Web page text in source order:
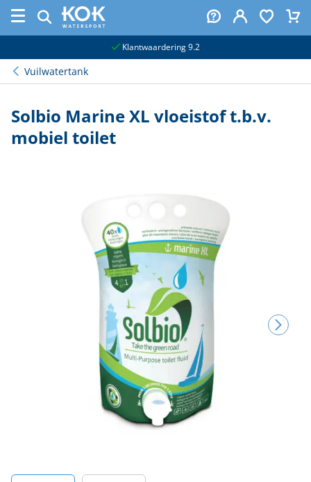
Klantwaardering 9.2
Vuilwatertank
Solbio Marine XL vloeistof t.b.v.
mobiel toilet